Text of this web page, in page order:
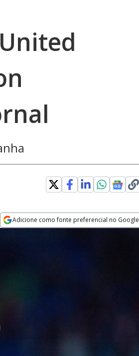
Adicione como fonte preferencial no Google